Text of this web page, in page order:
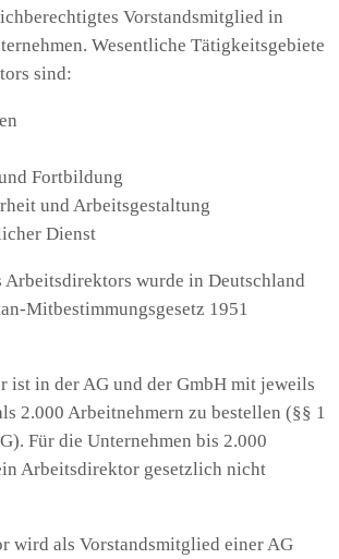
Vorstandsmitglied in
Wesentliche Tätigkeitsgebiete
sind:
Fortbildung
und Arbeitsgestaltung
Dienst
wurde in Deutschland
Mitbestimmungsgesetz 1951
ist in der AG und der GmbH mit jeweils
2.000 Arbeitnehmern zu bestellen (§§ 1
Für die Unternehmen bis 2.000
Arbeitsdirektor gesetzlich nicht
wird als Vorstandsmitglied einer AG